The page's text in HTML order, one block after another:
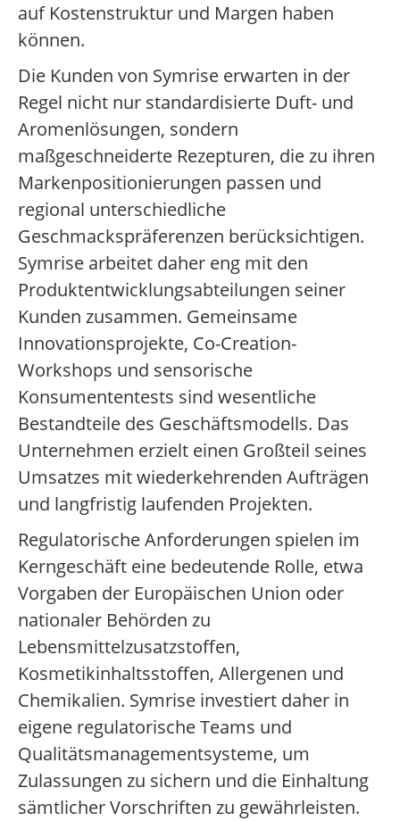
auf Kostenstruktur und Margen haben
können.
Die Kunden von Symrise erwarten in der
Regel nicht nur standardisierte Duft- und
Aromenlösungen, sondern
maßgeschneiderte Rezepturen, die zu ihren
Markenpositionierungen passen und
regional unterschiedliche
Geschmackspräferenzen berücksichtigen.
Symrise arbeitet daher eng mit den
Produktentwicklungsabteilungen seiner
Kunden zusammen. Gemeinsame
Innovationsprojekte, Co-Creation-
Workshops und sensorische
Konsumententests sind wesentliche
Bestandteile des Geschäftsmodells. Das
Unternehmen erzielt einen Großteil seines
Umsatzes mit wiederkehrenden Aufträgen
und langfristig laufenden Projekten.
Regulatorische Anforderungen spielen im
Kerngeschäft eine bedeutende Rolle, etwa
Vorgaben der Europäischen Union oder
nationaler Behörden zu
Lebensmittelzusatzstoffen,
Kosmetikinhaltsstoffen, Allergenen und
Chemikalien. Symrise investiert daher in
eigene regulatorische Teams und
Qualitätsmanagementsysteme, um
Zulassungen zu sichern und die Einhaltung
sämtlicher Vorschriften zu gewährleisten.